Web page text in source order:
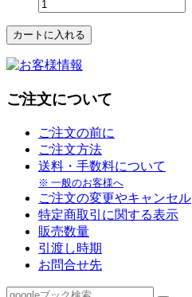
ご注文について
ご注文の前に
ご注文方法
送料・手数料について
※ 一般のお客様へ
ご注文の変更やキャンセル
特定商取引に関する表示
販売数量
引渡し時期
お問合せ先